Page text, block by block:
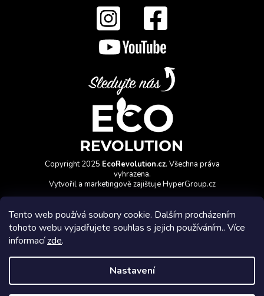
Tento web používá soubory cookie. Dalším procházením
tohoto webu vyjadřujete souhlas s jejich používáním.. Více
informacízde.
Nastavení
Copyright 2025 EcoRevolution.cz. Všechna práva
vyhrazena.
Vytvořil a marketingově zajišťujeHyperGroup.cz
Affiliate program